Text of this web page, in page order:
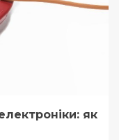
як